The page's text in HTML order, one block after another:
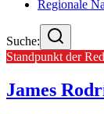
Regionale
Suche:
Standpunkt der
James